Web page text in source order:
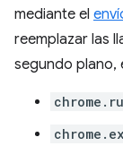
mediante el
reemplazar las
segundo plano,